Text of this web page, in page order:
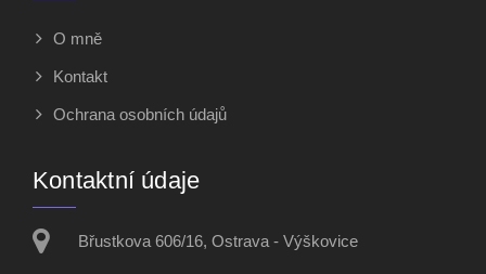
O mně
Kontakt
Ochrana osobních údajů
Kontaktní údaje
Břustkova 606/16, Ostrava - Výškovice